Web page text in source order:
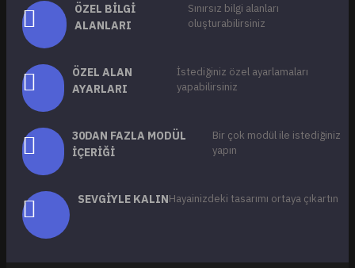
ÖZEL BILGI
ALANLARI
Sınırsız bilgi alanları
oluşturabilirsiniz
ÖZEL ALAN
AYARLARI
İstediğiniz özel ayarlamaları
yapabilirsiniz
30DAN FAZLA MODÜL
İÇERIĞI
Bir çok modül ile istediğiniz
yapın
SEVGIYLE KALINHayainizdeki tasarımı ortaya çıkartın